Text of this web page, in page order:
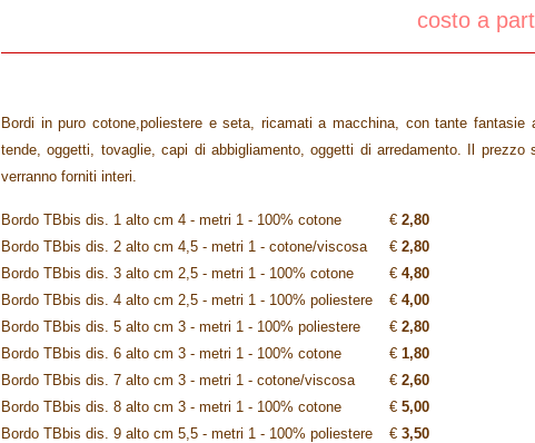
costo a
Bordi in puro cotone,poliestere e seta, ricamati a macchina, con tante fantasie
tende, oggetti, tovaglie, capi di abbigliamento, oggetti di arredamento. Il prezzo
verranno forniti interi.
Bordo TBbis dis. 1 alto cm 4 - metri 1 - 100% cotone € 2,80
Bordo TBbis dis. 2 alto cm 4,5 - metri 1 - cotone/viscosa
€ 2,80
Bordo TBbis dis. 3 alto cm 2,5 - metri 1 - 100% cotone
€ 4,80
Bordo TBbis dis. 4 alto cm 2,5 - metri 1 - 100% poliestere
€ 4,00
Bordo TBbis dis. 5 alto cm 3 - metri 1 - 100% poliestere
€ 2,80
Bordo TBbis dis. 6 alto cm 3 - metri 1 - 100% cotone
€ 1,80
Bordo TBbis dis. 7 alto cm 3 - metri 1 - cotone/viscosa
€ 2,60
Bordo TBbis dis. 8 alto cm 3 - metri 1 - 100% cotone
€ 5,00
Bordo TBbis dis. 9 alto cm 5,5 - metri 1 - 100% poliestere
€ 3,50